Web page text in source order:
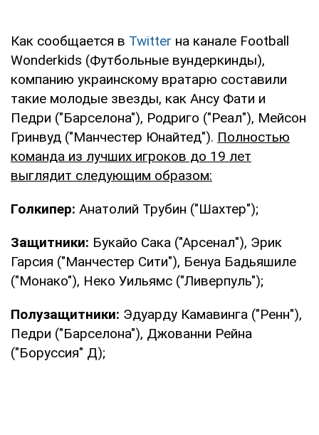
Как сообщается в Twitter на канале Football
Wonderkids (Футбольные вундеркинды),
компанию украинскому вратарю составили
такие молодые звезды, как Ансу Фати и
Педри ("Барселона"), Родриго ("Реал"), Мейсон
Гринвуд ("Манчестер Юнайтед"). Полностью
команда из лучших игроков до 19 лет
выглядит следующим образом:
Голкипер: Анатолий Трубин ("Шахтер");
Защитники: Букайо Сака ("Арсенал"), Эрик
Гарсия ("Манчестер Сити"), Бенуа Бадьяшиле
("Монако"), Неко Уильямс ("Ливерпуль");
Полузащитники: Эдуарду Камавинга ("Ренн"),
Педри ("Барселона"), Джованни Рейна
("Боруссия" Д);